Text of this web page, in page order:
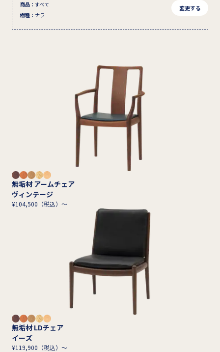
商品 ： すべて
樹種 ： ナラ
変更する
無垢材 アームチェア
ヴィンテージ
¥104,500（税込）～
無垢材 LDチェア
イーズ
¥119,900（税込）～